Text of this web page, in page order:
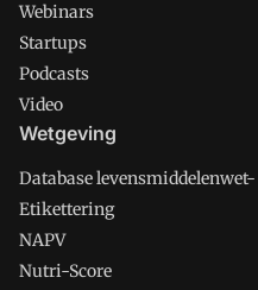
Webinars
Startups
Podcasts
Video
Wetgeving
Database
Etikettering
NAPV
Nutri-Score